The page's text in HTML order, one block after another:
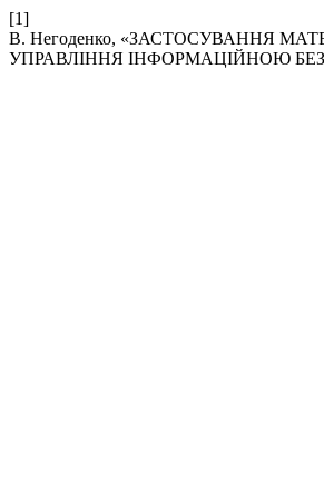
[1]
В. Негоденко, «ЗАСТОСУВАННЯ
УПРАВЛІННЯ ІНФОРМАЦІЙНОЮ